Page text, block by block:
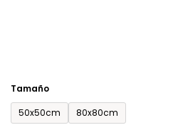
Tamaño
50x50cm
80x80cm